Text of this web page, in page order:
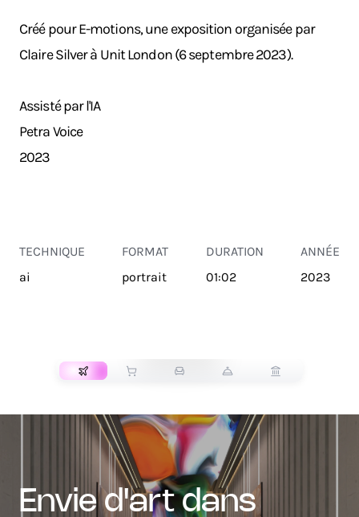
Créé pour E-motions, une exposition organisée par
Claire Silver à Unit London (6 septembre 2023).
Assisté par l'IA
Petra Voice
2023
TECHNIQUE
ai
FORMAT
portrait
DURATION
01:02
ANNÉE
2023
envie d'art dans